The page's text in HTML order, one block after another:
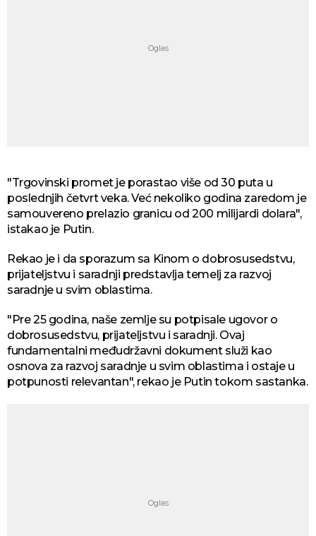
"Trgovinski promet je porastao više od 30 puta u
poslednjih četvrt veka. Već nekoliko godina zaredom je
samouvereno prelazio granicu od 200 milijardi dolara",
istakao je Putin.
Rekao je i da sporazum sa Kinom o dobrosusedstvu,
prijateljstvu i saradnji predstavlja temelj za razvoj
saradnje u svim oblastima.
"Pre 25 godina, naše zemlje su potpisale ugovor o
dobrosusedstvu, prijateljstvu i saradnji. Ovaj
fundamentalni međudržavni dokument služi kao
osnova za razvoj saradnje u svim oblastima i ostaje u
potpunosti relevantan", rekao je Putin tokom sastanka.